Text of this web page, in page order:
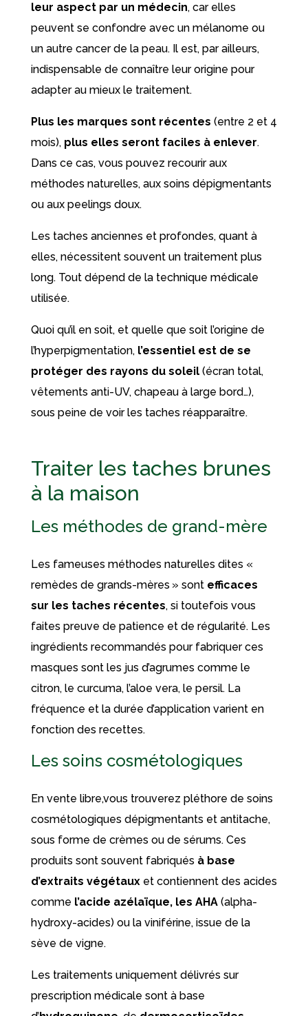
leur aspect par un médecin, car elles
peuvent se confondre avec un mélanome ou
un autre cancer de la peau. Il est, par ailleurs,
indispensable de connaître leur origine pour
adapter au mieux le traitement.
Plus les marques sont récentes (entre 2 et 4
mois), plus elles seront faciles à enlever.
Dans ce cas, vous pouvez recourir aux
méthodes naturelles, aux soins dépigmentants
ou aux peelings doux.
Les taches anciennes et profondes, quant à
elles, nécessitent souvent un traitement plus
long. Tout dépend de la technique médicale
utilisée.
Quoi qu’il en soit, et quelle que soit l’origine de
l’hyperpigmentation, l’essentiel est de se
protéger des rayons du soleil(écran total,
vêtements anti-UV, chapeau à large bord…),
sous peine de voir les taches réapparaître.
Traiter les taches brunes
à la maison
Les méthodes de grand-mère
Les fameuses méthodes naturelles dites «
remèdes de grands-mères » sont efficaces
sur les taches récentes, si toutefois vous
faites preuve de patience et de régularité. Les
ingrédients recommandés pour fabriquer ces
masques sont les jus d’agrumes comme le
citron, le curcuma, l’aloe vera, le persil. La
fréquence et la durée d’application varient en
fonction des recettes.
Les soins cosmétologiques
En vente libre,vous trouverez pléthore de soins
cosmétologiques dépigmentants et antitache,
sous forme de crèmes ou de sérums. Ces
produits sont souvent fabriqués à base
d’extraits végétauxet contiennent des acides
comme l’acide azélaïque, les AHA(alpha-
hydroxy-acides) ou la viniférine, issue de la
sève de vigne.
Les traitements uniquement délivrés sur
prescription médicale sont à base